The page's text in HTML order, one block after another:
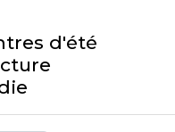
d'été